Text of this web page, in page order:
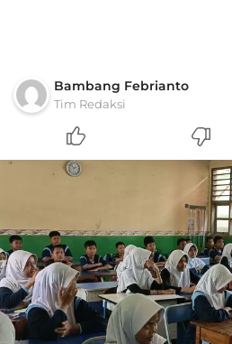
Bambang Febrianto
Tim Redaksi